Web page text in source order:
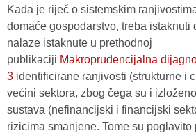
Kada je riječ o sistemskim
domaće gospodarstvo, treba istaknuti
nalaze istaknute u prethodnoj
publikaciji Makroprudencijalna
3 identificirane ranjivosti (strukturne i
većini sektora, zbog čega su i
sustava (nefinancijski i financijski
rizicima smanjene. Tome su